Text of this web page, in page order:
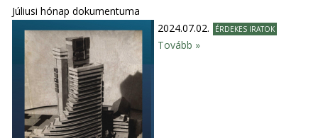
Júliusi hónap dokumentuma
2024.07.02.
ÉRDEKES IRATOK
Tovább »